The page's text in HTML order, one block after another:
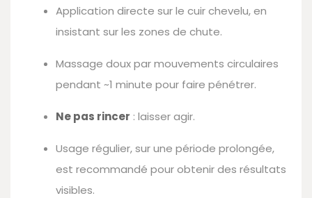
Application directe sur le cuir chevelu, en
insistant sur les zones de chute.
Massage doux par mouvements circulaires
pendant ~1 minute pour faire pénétrer.
Ne pas rincer : laisser agir.
Usage régulier, sur une période prolongée,
est recommandé pour obtenir des résultats
visibles.